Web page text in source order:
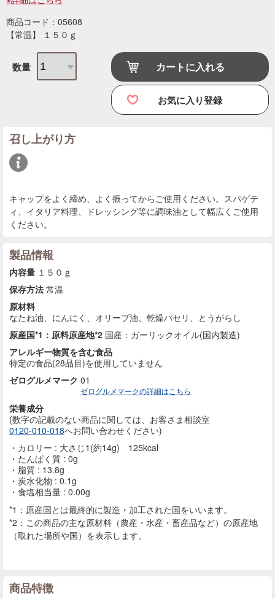
商品コード：05608
【常温】 １５０ｇ
数量 カートに入れる
お気に入り登録
召し上がり方
キャップをよく締め、よく振ってからご使用ください。スパゲテ
ィ、イタリア料理、ドレッシング等に調味油として幅広くご使用
ください。
製品情報
内容量 １５０ｇ
保存方法 常温
原材料
なたね油、にんにく、オリーブ油、乾燥パセリ、とうがらし
原産国*1：原料原産地*2 国産：ガーリックオイル(国内製造)
アレルギー物質を含む食品
特定の食品(28品目)を使用していません
ゼログルメマーク 01
ゼログルメマークの詳細はこちら
栄養成分
(数字の記載のない商品に関しては、お客さま相談室
0120-010-018へお問い合わせください)
カロリー : 大さじ1(約14g) 125kcal
たんぱく質 : 0g
脂質 : 13.8g
炭水化物 : 0.1g
食塩相当量 : 0.00g
*1：原産国とは最終的に製造・加工された国をいいます。
*2：この商品の主な原材料（農産・水産・畜産品など）の原産地
（取れた場所や国）を表示します。
商品特徴